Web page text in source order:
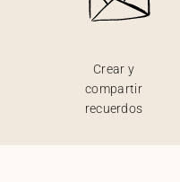
Crear y
compartir
recuerdos